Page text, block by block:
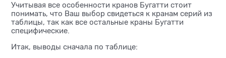
Учитывая все особенности кранов Бугатти стоит
понимать, что Ваш выбор свидеться к кранам серий из
таблицы, так как все остальные краны Бугатти
специфические.
Итак, выводы сначала по таблице: